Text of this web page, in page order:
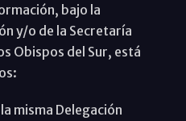
bajo la
y/o de la Secretaría
Obispos del Sur, está
misma Delegación